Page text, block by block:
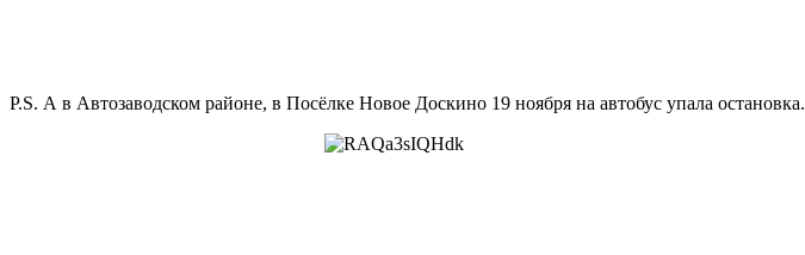
P.S. А в Автозаводском районе, в Посёлке Новое Доскино 19 ноября на автобус упала остановка.